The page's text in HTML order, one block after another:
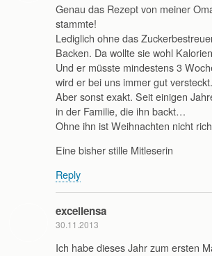
Genau das Rezept von meiner
stammte!
Lediglich ohne das
Backen. Da wollte sie wohl
Und er müsste mindestens 3
wird er bei uns immer gut versteckt.
Aber sonst exakt. Seit einigen
in der Familie, die ihn backt…
Ohne ihn ist Weihnachten nicht
Eine bisher stille Mitleserin
Reply
excellensa
30.11.2013
Ich habe dieses Jahr zum ersten